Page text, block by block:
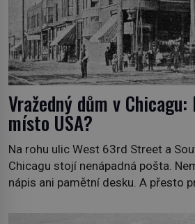
Vražedný dům v
místo USA?
Na rohu ulic West 63rd Street a
Chicagu stojí nenápadná pošta.
nápis ani pamětní desku. A přesto
sídlil sériový vrah H. H. Holmes a